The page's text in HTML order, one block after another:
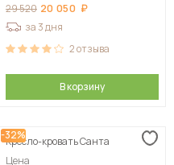
29 520 20 050
за 3 дня
2отзыва
В корзину
-32%
Кресло-кровать Санта
Цена